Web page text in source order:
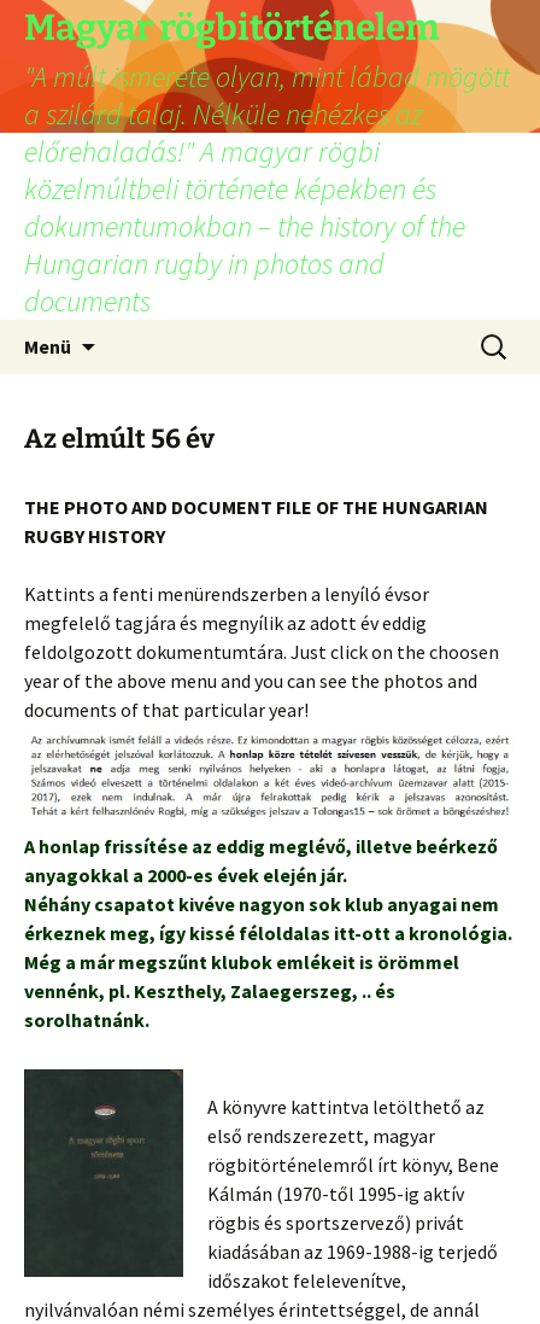
Ugrás
tartalomhoz
Magyar rögbitörténelem
"A múlt ismerete olyan, mint lábad mögött
a szilárd talaj. Nélküle nehézkes az
előrehaladás!" A magyar rögbi
közelmúltbeli története képekben és
dokumentumokban – the history of the
Hungarian rugby in photos and
documents
Menü
Az elmúlt 56 év
THE PHOTO AND DOCUMENT FILE OF THE HUNGARIAN
RUGBY HISTORY
Kattints a fenti menürendszerben a lenyíló évsor
megfelelő tagjára és megnyílik az adott év eddig
feldolgozott dokumentumtára. Just click on the choosen
year of the above menu and you can see the photos and
documents of that particular year!
A honlap frissítése az eddig meglévő, illetve beérkező
anyagokkal a 2000-es évek elején jár.
Néhány csapatot kivéve nagyon sok klub anyagai nem
érkeznek meg, így kissé féloldalas itt-ott a kronológia.
Még a már megszűnt klubok emlékeit is örömmel
vennénk, pl. Keszthely, Zalaegerszeg, .. és
sorolhatnánk.
A könyvre kattintva letölthető az
első rendszerezett, magyar
rögbitörténelemről írt könyv, Bene
Kálmán (1970-től 1995-ig aktív
rögbis és sportszervező) privát
kiadásában az 1969-1988-ig terjedő
időszakot felelevenítve,
nyilvánvalóan némi személyes érintettséggel, de annál